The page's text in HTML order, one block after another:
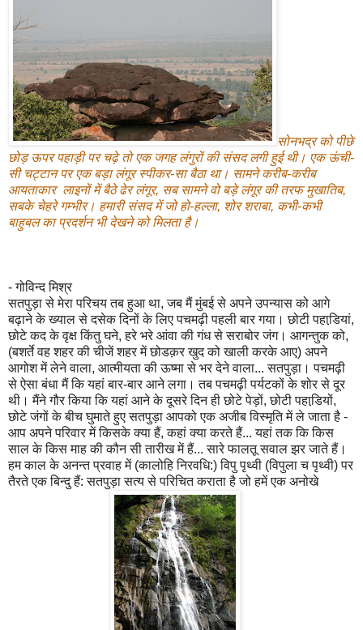
सोनभद्र को पीछे
छोड़ ऊपर पहाड़ी पर चढ़े तो एक जगह लंगुरों की संसद लगी हुई थी। एक ऊंची-
सी चट्टान पर एक बड़ा लंगूर स्पीकर-सा बैठा था। सामने करीब-करीब
आयताकार लाइनों में बैठे ढेर लंगूर, सब सामने वो बड़े लंगूर की तरफ मुखातिब,
सबके चेहरे गम्भीर। हमारी संसद में जो हो-हल्ला, शोर शराबा, कभी-कभी
बाहुबल का प्रदर्शन भी देखने को मिलता है।
- गोविन्द मिश्र
सतपुड़ा से मेरा परिचय तब हुआ था, जब मैं मुंबई से अपने उपन्यास को आगे
बढ़ाने के ख्याल से दसेक दिनों के लिए पचमढ़ी पहली बार गया। छोटी पहाडि़यां,
छोटे कद के वृक्ष किंतु घने, हरे भरे आंवा की गंध से सराबोर जंग। आगन्तुक को,
(बशर्ते वह शहर की चीजें शहर में छोडक़र खुद को खाली करके आए) अपने
आगोश में लेने वाला, आत्मीयता की ऊष्मा से भर देने वाला... सतपुड़ा। पचमढ़ी
से ऐसा बंधा मैं कि यहां बार-बार आने लगा। तब पचमढ़ी पर्यटकों के शोर से दूर
थी। मैंने गौर किया कि यहां आने के दूसरे दिन ही छोटे पेड़ों, छोटी पहाडि़यों,
छोटे जंगों के बीच घुमाते हुए सतपुड़ा आपको एक अजीब विस्मृति में ले जाता है -
आप अपने परिवार में किसके क्या हैं, कहां क्या करते हैं... यहां तक कि किस
साल के किस माह की कौन सी तारीख में हैं... सारे फालतू सवाल झर जाते हैं।
हम काल के अनन्त प्रवाह में (कालोहि निरवधि:) विपु पृथ्वी (विपुला च पृथ्वी) पर
तैरते एक बिन्दु हैं: सतपुड़ा सत्य से परिचित कराता है जो हमें एक अनोखे